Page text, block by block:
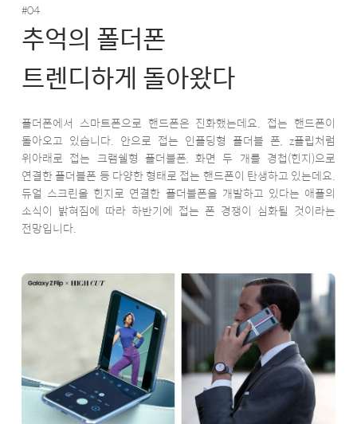
#04
추억의 폴더폰
트렌디하게 돌아왔다
폴더폰에서 스마트폰으로 핸드폰은 진화했는데요. 접는 핸드폰이
돌아오고 있습니다. 안으로 접는 인폴딩형 폴더블 폰, z플립처럼
위아래로 접는 크램쉘형 폴더블폰, 화면 두 개를 경첩(힌지)으로
연결한 폴더블폰 등 다양한 형태로 접는 핸드폰이 탄생하고 있는데요.
듀얼 스크린을 힌지로 연결한 폴더블폰을 개발하고 있다는 애플의
소식이 밝혀짐에 따라 하반기에 접는 폰 경쟁이 심화될 것이라는
전망입니다.